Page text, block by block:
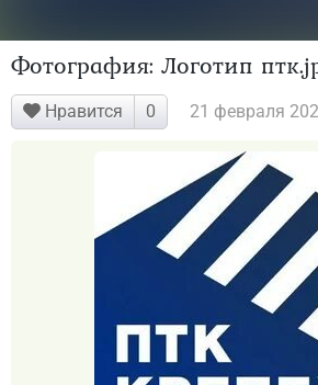
Фотография: Логотип
Нравится 21 февраля